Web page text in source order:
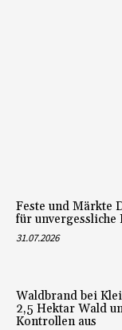
Feste und Märkte
für unvergessliche
31.07.2026
Waldbrand bei
2,5 Hektar Wald
Kontrollen aus